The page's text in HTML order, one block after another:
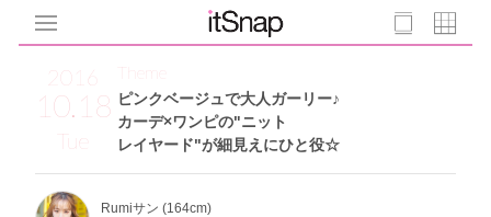
2016
10.18
Tue
ピンクベージュで大人ガーリー♪
カーデ×ワンピの"ニット
レイヤード"が細見えにひと役☆
Theme
Rumiサン (164cm)